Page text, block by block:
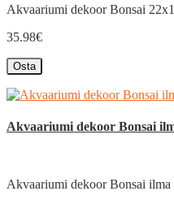
Akvaariumi dekoor Bonsai
35.98€
Osta
Akvaariumi dekoor Bonsai
Akvaariumi dekoor Bonsai